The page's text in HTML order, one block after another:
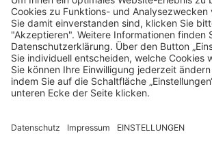
Impressum
Datenschutz